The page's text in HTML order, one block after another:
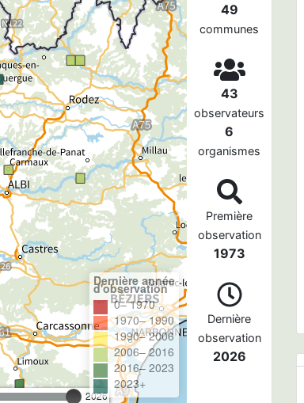
2026
Dernière année
d'observation
0– 1970
1970– 1990
1990– 2006
2006– 2016
2016– 2023
2023+
49
communes
43
observateurs
6
organismes
Première
observation
1973
Dernière
observation
2026